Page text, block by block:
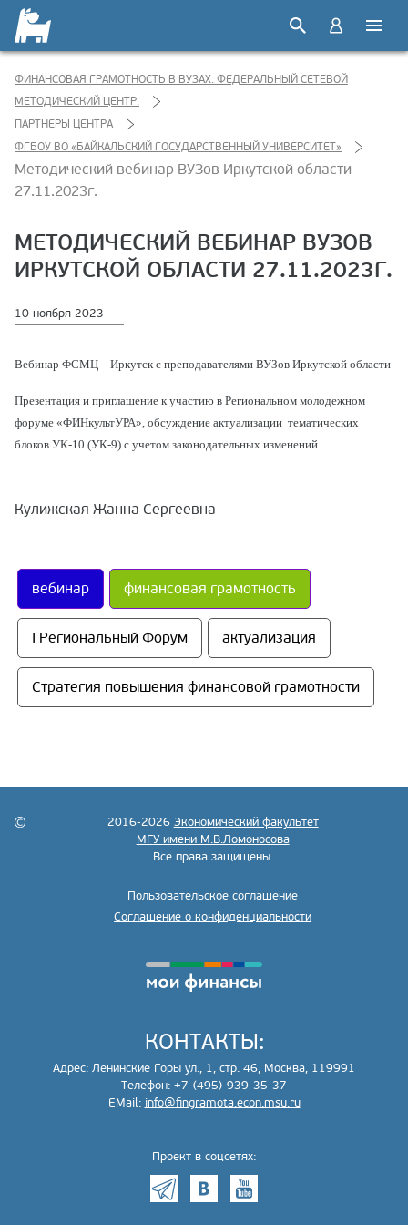
ФИНАНСОВАЯ ГРАМОТНОСТЬ В ВУЗАХ. ФЕДЕРАЛЬНЫЙ СЕТЕВОЙ
МЕТОДИЧЕСКИЙ ЦЕНТР.
ПАРТНЕРЫ ЦЕНТРА
ФГБОУ ВО «БАЙКАЛЬСКИЙ ГОСУДАРСТВЕННЫЙ УНИВЕРСИТЕТ»
Методический вебинар ВУЗов Иркутской области
27.11.2023г.
МЕТОДИЧЕСКИЙ ВЕБИНАР ВУЗОВ
ИРКУТСКОЙ ОБЛАСТИ 27.11.2023Г.
10 ноября 2023
Вебинар ФСМЦ – Иркутск с преподавателями ВУЗов Иркутской области
Презентация и приглашение к участию в Региональном молодежном
форуме «ФИНкультУРА», обсуждение актуализации тематических
блоков УК-10 (УК-9) с учетом законодательных изменений.
Кулижская Жанна Сергеевна
вебинар финансовая грамотность
I Региональный Форум актуализация
Стратегия повышения финансовой грамотности
2016-2026 Экономический факультет
МГУ имени М.В.Ломоносова
Все права защищены.
Пользовательское соглашение
Соглашение о конфиденциальности
КОНТАКТЫ:
Адрес: Ленинские Горы ул., 1, стр. 46, Москва, 119991
Телефон: +7-(495)-939-35-37
EMail: info@fingramota.econ.msu.ru
Проект в соцсетях: